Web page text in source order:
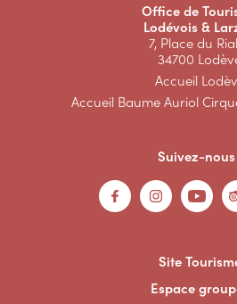
Office de
Lodévois &
7, Place du
34700
Accueil
Accueil Baume Auriol
Suivez-nous
Site
Espace